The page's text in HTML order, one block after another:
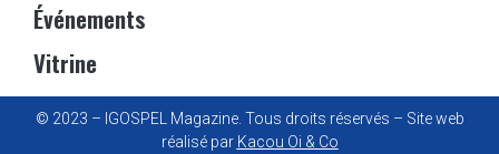
Événements
Vitrine
© 2023 – IGOSPEL Magazine. Tous droits réservés – Site web
réalisé par Kacou Oi & Co